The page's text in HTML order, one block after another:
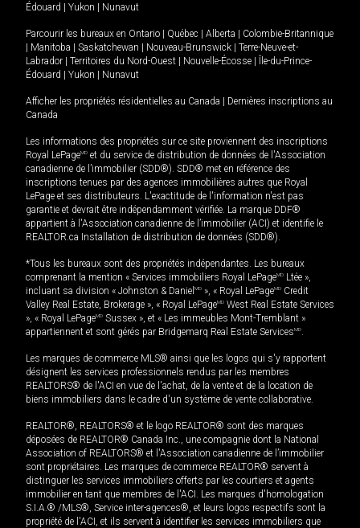
Édouard
Yukon Nunavut
Parcourir les bureaux en Ontario Québec Alberta
Colombie-Britannique
Manitoba Saskatchewan Nouveau-Brunswick
Terre-Neuve-et-
Labrador
Territoires du Nord-Ouest Nouvelle-Écosse
Île-du-Prince-
Édouard
Yukon Nunavut
Afficher les propriétés résidentielles au Canada
Dernières inscriptions au
Canada
Les informations des propriétés sur ce site proviennent des inscriptions
Royal LePageMD et du service de distribution de données de l'Association
canadienne de l’immobilier (SDD®). SDD® met en référence des
inscriptions tenues par des agences immobilières autres que Royal
LePage et ses distributeurs. L'exactitude de l'information n'est pas
garantie et devrait être indépendamment vérifiée. La marque DDF®
appartient à l'Association canadienne de l’immobilier (ACI) et identifie le
REALTOR.ca Installation de distribution de données (SDD®).
*Tous les bureaux sont des propriétés indépendantes. Les bureaux
comprenant la mention « Services immobiliers Royal LePageMD Ltée »,
incluant sa division « Johnston & Daniel MD », « Royal LePageMD Credit
Valley Real Estate, Brokerage », « Royal LePageMD West Real Estate Services
», « Royal LePageMD Sussex », et « Les immeubles Mont-Tremblant »
appartiennent et sont gérés par Bridgemarq Real Estate ServicesMD.
Les marques de commerce MLS® ainsi que les logos qui s'y rapportent
désignent les services professionnels rendus par les membres
REALTORS® de l'ACI en vue de l'achat, de la vente et de la location de
biens immobiliers dans le cadre d'un système de vente collaborative.
REALTOR®, REALTORS® et le logo REALTOR® sont des marques
déposées de REALTOR® Canada Inc., une compagnie dont la National
Association of REALTORS® et l'Association canadienne de l’immobilier
sont propriétaires. Les marques de commerce REALTOR® servent à
distinguer les services immobiliers offerts par les courtiers et agents
immobilier en tant que membres de l'ACI. Les marques d'homologation
S.I.A.® /MLS®, Service inter-agences®, et leurs logos respectifs sont la
propriété de l'ACI, et ils servent à identifier les services immobiliers que